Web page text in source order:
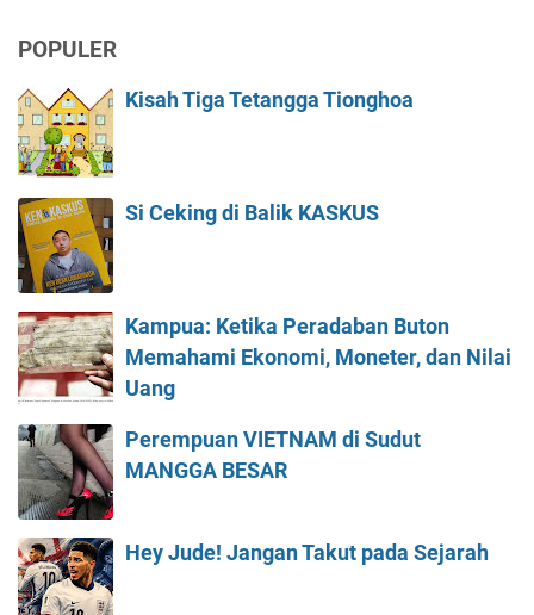
POPULER
Kisah Tiga Tetangga Tionghoa
Si Ceking di Balik KASKUS
Kampua: Ketika Peradaban Buton
Memahami Ekonomi, Moneter, dan Nilai
Uang
Perempuan VIETNAM di Sudut
MANGGA BESAR
Hey Jude! Jangan Takut pada Sejarah